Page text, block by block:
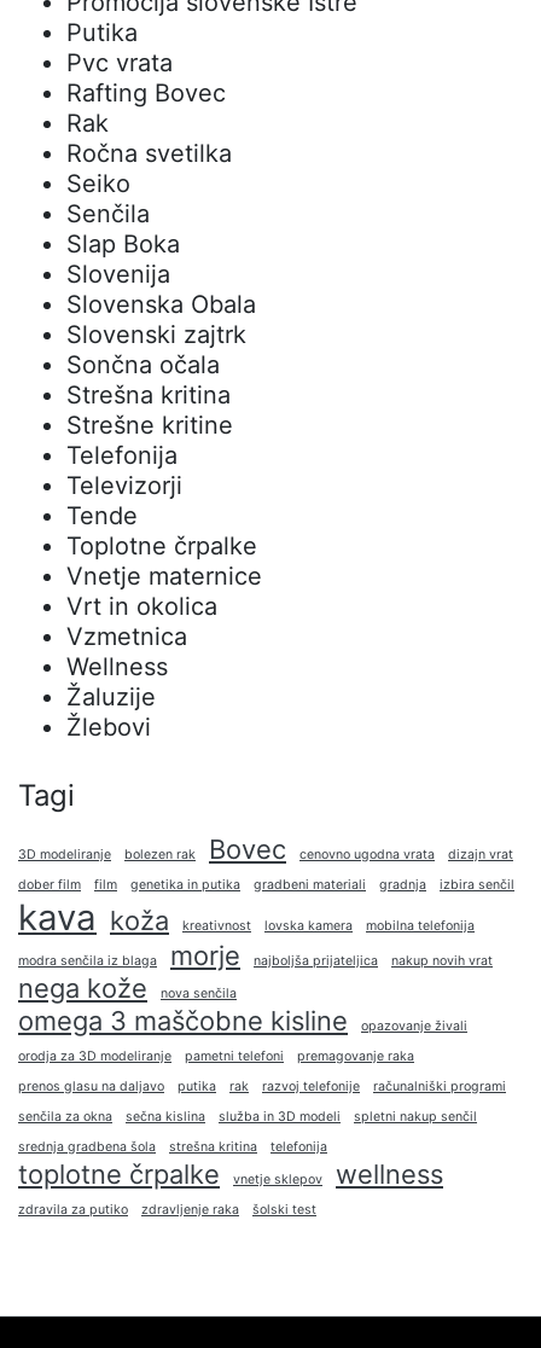
Putika
Pvc vrata
Rafting Bovec
Rak
Ročna svetilka
Seiko
Senčila
Slap Boka
Slovenija
Slovenska Obala
Slovenski zajtrk
Sončna očala
Strešna kritina
Strešne kritine
Telefonija
Televizorji
Tende
Toplotne črpalke
Vnetje maternice
Vrt in okolica
Vzmetnica
Wellness
Žaluzije
Žlebovi
Tagi
3D modeliranje bolezen rak Bovec cenovno ugodna vrata
dizajn vrat
dober film
film genetika in putika gradbeni materiali gradnja izbira senčil
kava koža kreativnost lovska kamera mobilna telefonija
modra senčila iz blaga morje najboljša prijateljica nakup novih vrat
nega kože nova senčila
omega 3 maščobne kisline
opazovanje živali
orodja za 3D modeliranje
pametni telefoni
premagovanje raka
prenos glasu na daljavo
putika rak razvoj telefonije
računalniški programi
senčila za okna
sečna kislina služba in 3D modeli
spletni nakup senčil
srednja gradbena šola
strešna kritina telefonija
toplotne črpalke vnetje sklepov wellness
zdravila za putiko zdravljenje raka šolski test